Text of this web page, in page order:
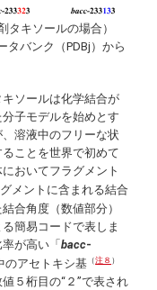
タキソールの場合）
タバンク（PDBj）から
ソールは化学結合が
子モデルを始めとす
溶液中のフリーな状
ことを世界で初めて
おいてフラグメント
メントに含まれる結合
合角度（数値部分）
簡易コードで表しま
が高い「bacc-
のアセトキシ基 （注８ ）
５桁目の“２”で表され